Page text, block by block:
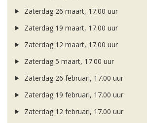
Zaterdag 26 maart, 17.00 uur
Zaterdag 19 maart, 17.00 uur
Zaterdag 12 maart, 17.00 uur
Zaterdag 5 maart, 17.00 uur
Zaterdag 26 februari, 17.00 uur
Zaterdag 19 februari, 17.00 uur
Zaterdag 12 februari, 17.00 uur